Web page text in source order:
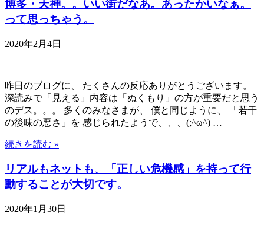
博多・天神。。いい街だなあ。あったかいなぁ。
って思っちゃう。
2020年2月4日
昨日のブログに、 たくさんの反応ありがとうございます。
深読みで「見える」内容は「ぬくもり」の方が重要だと思う
のデス。。。 多くのみなさまが、 僕と同じように、 「若干
の後味の悪さ」を 感じられたようで、、、(;^ω^) …
続きを読む »
リアルもネットも、「正しい危機感」を持って行
動することが大切です。
2020年1月30日